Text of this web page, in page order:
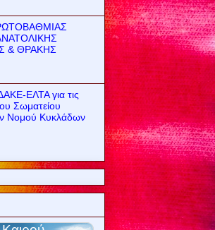
& ΘΡΑΚΗΣ
ΕΛΤΑ για τις
Σωματείου
Νομού Κυκλάδων